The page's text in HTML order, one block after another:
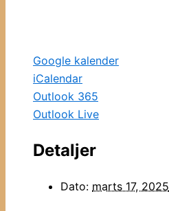
Google kalender
iCalendar
Outlook 365
Outlook Live
Detaljer
Dato: marts 17, 2025